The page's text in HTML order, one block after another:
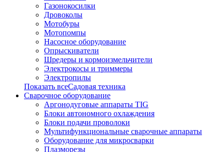
Газонокосилки
Дровоколы
Мотобуры
Мотопомпы
Насосное оборудование
Опрыскиватели
Шредеры и кормоизмельчители
Электрокосы и триммеры
Электропилы
Показать всеСадовая техника
Сварочное оборудование
Аргонодуговые аппараты TIG
Блоки автономного охлаждения
Блоки подачи проволоки
Мультифункциональные сварочные аппараты
Оборудование для микросварки
Плазморезы